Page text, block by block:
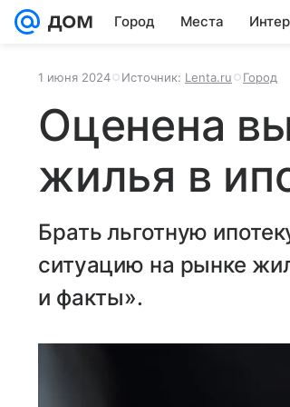
Город Места
1 июня 2024 Источник: Lenta.ru Город
Оценена
жилья в
Брать льготную
ситуацию на рынке
и факты».